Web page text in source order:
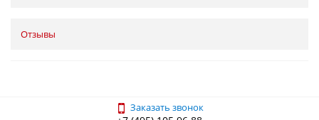
Отзывы
Заказать звонок